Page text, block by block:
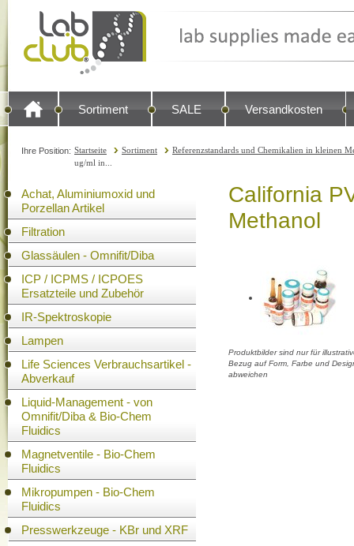
Sortiment SALE Versandkosten
Ihre Position: Startseite Sortiment
Referenzstandards und Chemikalien in kleinen
ug/ml in...
Achat, Aluminiumoxid und
Porzellan Artikel
Filtration
Glassäulen - Omnifit/Diba
ICP / ICPMS / ICPOES
Ersatzteile und Zubehör
IR-Spektroskopie
Lampen
Life Sciences Verbrauchsartikel -
Abverkauf
Liquid-Management - von
Omnifit/Diba & Bio-Chem
Fluidics
Magnetventile - Bio-Chem
Fluidics
Mikropumpen - Bio-Chem
Fluidics
Presswerkzeuge - KBr und XRF
California
Methanol
Produktbilder sind nur für
Bezug auf Form, Farbe und
abweichen